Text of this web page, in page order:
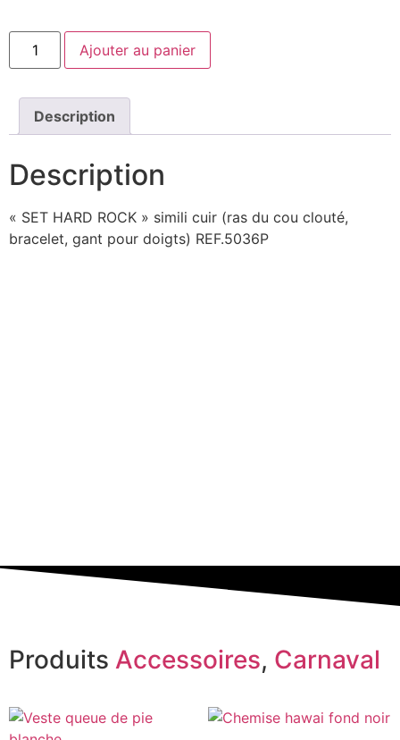
Ajouter au panier
Description
Description
« SET HARD ROCK » simili cuir (ras du cou clouté,
bracelet, gant pour doigts) REF.5036P
Produits Accessoires, Carnaval